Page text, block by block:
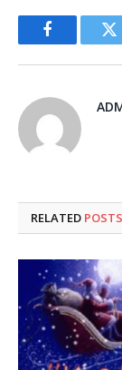
Facebook
RELATED POSTS